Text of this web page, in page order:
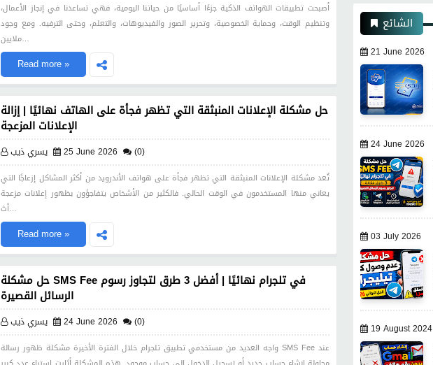
أصبحت تطبيقات الهواتف الذكية جزءًا أساسيًا من حياتنا اليومية، فهي تساعدنا في إنجاز الأعمال،
وتنظيم الوقت، وحماية الخصوصية، وتحرير الصور والفيديوهات، والتعلم، وحتى الترفيه. ومع وجود
ملايين…
Read more »
حل مشكلة الإعلانات المنبثقة التي تظهر فجأة على الهاتف نهائيًا | إزالة
الإعلانات المزعجة
يسري ذيب 25 June 2026 (0)
تُعد مشكلة الإعلانات المنبثقة التي تظهر فجأة على هواتف الأندرويد من أكثر المشاكل إزعاجًا التي
يعاني منها المستخدمون في الوقت الحالي. فالكثير من الأشخاص يتفاجؤون بظهور إعلانات مزعجة
أث…
Read more »
حل مشكلة SMS Fee في تلجرام نهائيًا | أفضل 3 طرق لتجاوز رسوم
الرسائل القصيرة
يسري ذيب 24 June 2026 (0)
واجه العديد من مستخدمي تطبيق تلجرام خلال الفترة الأخيرة مشكلة ظهور رسالة SMS Fee عند
الشائع
21 June 2026
24 June 2026
03 July 2026
19 August 2024